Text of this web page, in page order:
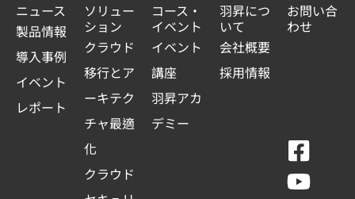
ニュース
製品情報
導入事例
イベント
レポート
ソリュー
ション
クラウド
移行とア
ーキテク
チャ最適
化
クラウド
コース・
イベント
イベント
講座
羽昇アカ
デミー
羽昇につ
いて
会社概要
採用情報
お問い合
わせ
F
a
Y
o
L
i
L
i